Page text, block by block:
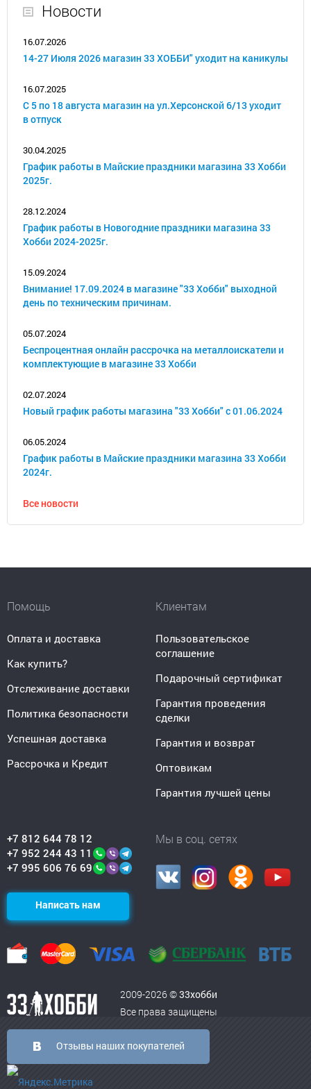
Новости
16.07.2026
14-27 Июля 2026 магазин 33 ХОББИ" уходит на каникулы
16.07.2025
С 5 по 18 августа магазин на ул.Херсонской 6/13 уходит
в отпуск
30.04.2025
График работы в Майские праздники магазина 33 Хобби
2025г.
28.12.2024
График работы в Новогодние праздники магазина 33
Хобби 2024-2025г.
15.09.2024
Внимание! 17.09.2024 в магазине "33 Хобби" выходной
день по техническим причинам.
05.07.2024
Беспроцентная онлайн рассрочка на металлоискатели и
комплектующие в магазине 33 Хобби
02.07.2024
Новый график работы магазина "33 Хобби" с 01.06.2024
06.05.2024
График работы в Майские праздники магазина 33 Хобби
2024г.
Все новости
Помощь
Оплата и доставка
Как купить?
Отслеживание доставки
Политика безопасности
Успешная доставка
Рассрочка и Кредит
Клиентам
Пользовательское
соглашение
Подарочный сертификат
Гарантия проведения
сделки
Гарантия и возврат
Оптовикам
Гарантия лучшей цены
+7 812 644 78 12
+7 952 244 43 11
+7 995 606 76 69
Написать нам
Мы в соц. сетях
2009-2026 ©33хобби
Все права защищены
Отзывы наших покупателей